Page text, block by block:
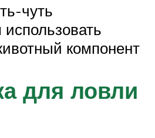
чуть
компонент
для ловли